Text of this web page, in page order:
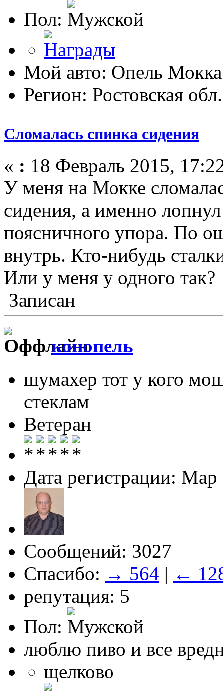
Пол:
Мой авто: Опель Мокка
Регион: Ростовская обл.
Сломалась спинка сидения
« : 18 Февраль 2015,
У меня на Мокке
сидения, а именно
поясничного упора. По
внутрь. Кто-нибудь
Или у меня у одного так?
Записан
конопель
шумахер тот у кого
стеклам
Ветеран
Дата регистрации: Мар
Сообщений: 3027
Спасибо: → 564 | ←
репутация: 5
Пол:
люблю пиво и все
щелково